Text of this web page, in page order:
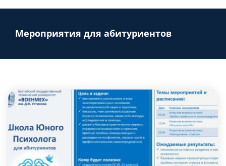
Преподавателям
Слушателям
Партнерам
НИОКР
Мероприятия для абитуриентов